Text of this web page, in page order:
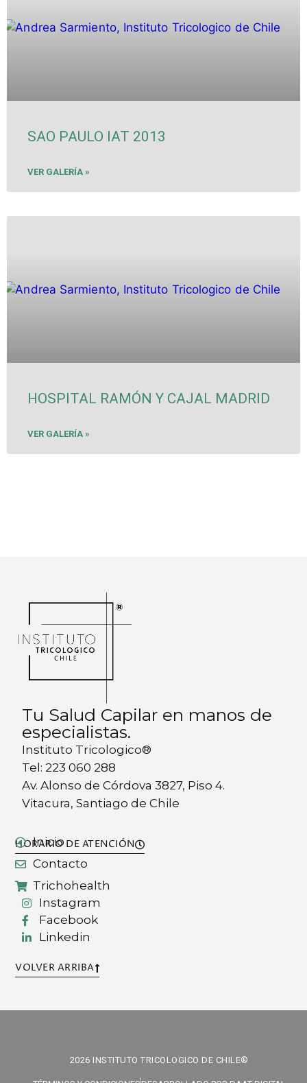
SAO PAULO IAT 2013
VER GALERÍA »
HOSPITAL RAMÓN Y CAJAL MADRID
VER GALERÍA »
Tu Salud Capilar en manos de
especialistas.
Instituto Tricologico®
Tel: 223 060 288
Av. Alonso de Córdova 3827, Piso 4.
Vitacura, Santiago de Chile
HORARIO DE ATENCIÓN
Inicio
Contacto
Trichohealth
Instagram
Facebook
Linkedin
VOLVER ARRIBA
2026 INSTITUTO TRICOLOGICO DE CHILE®